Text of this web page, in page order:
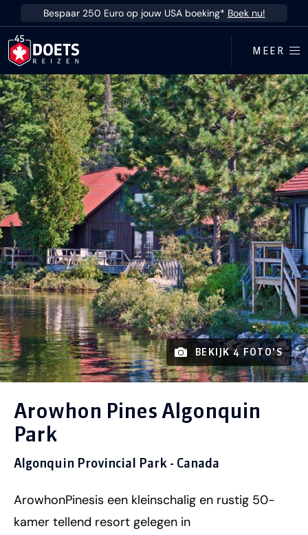
Ga direct naar inhoud
Bespaar 250 Euro op jouw USA boeking* Boek nu!
MEER
BEKIJK 4 FOTO'S
Arowhon Pines Algonquin
Park
Algonquin Provincial Park - Canada
ArowhonPinesis een kleinschalig en rustig 50-
kamer tellend resort gelegen in